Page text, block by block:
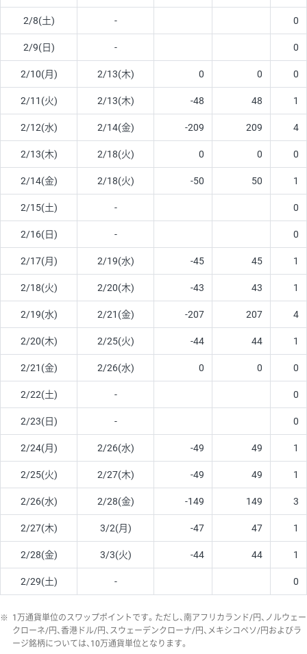
2/8(土) - 0
2/9(日) - 0
2/10(月) 2/13(木) 0 0 0
2/11(火) 2/13(木) -48 48 1
2/12(水) 2/14(金) -209 209 4
2/13(木) 2/18(火) 0 0 0
2/14(金) 2/18(火) -50 50 1
2/15(土) - 0
2/16(日) - 0
2/17(月) 2/19(水) -45 45 1
2/18(火) 2/20(木) -43 43 1
2/19(水) 2/21(金) -207 207 4
2/20(木) 2/25(火) -44 44 1
2/21(金) 2/26(水) 0 0 0
2/22(土) - 0
2/23(日) - 0
2/24(月) 2/26(水) -49 49 1
2/25(火) 2/27(木) -49 49 1
2/26(水) 2/28(金) -149 149 3
2/27(木) 3/2(月) -47 47 1
2/28(金) 3/3(火) -44 44 1
2/29(土) - 0
※ 1万通貨単位のスワップポイントです。ただし、南アフリカランド/円、ノルウェー
クローネ/円、香港ドル/円、スウェーデンクローナ/円、メキシコペソ/円およびラ
ージ銘柄については、10万通貨単位となります。